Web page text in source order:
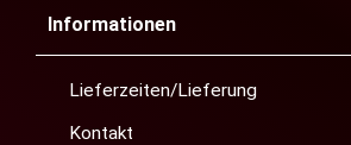
Informationen
Lieferzeiten/Lieferung
Kontakt